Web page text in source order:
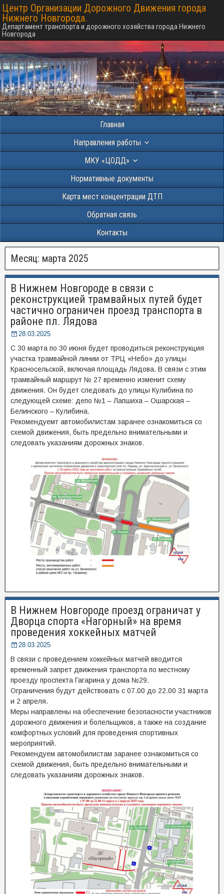
Центр Организации Дорожного Движения города
Нижнего Новгорода.
Департамент транспорта и дорожного хозяйства города Нижнего
Новгорода
Главная
Направления работы
МКУ «ЦОДД»
Нормативные документы
Карта мест концентрации ДТП
Обратная связь
Контакты
Месяц: марта 2025
В Нижнем Новгороде в связи с
реконструкцией трамвайных путей будет
частично ограничен проезд транспорта в
районе пл. Лядова
28.03.2025
С 30 марта по 30 июня будет проводиться реконструкция
участка трамвайной линии от ТРЦ «Небо» до улицы
Красносельской, включая площадь Лядова. В связи с этим
трамвайный маршрут № 27 временно изменит схему
движения. Он будет следовать до улицы Кулибина по
следующей схеме: депо №1 – Лапшиха – Ошарская –
Белинского – Кулибина.
Рекомендуемт автомобилистам заранее ознакомиться со
схемой движения, быть предельно внимательными и
следовать указаниям дорожных знаков.
В Нижнем Новгороде проезд ограничат у
Дворца спорта «Нагорный» на время
проведения хоккейных матчей
28.03.2025
В связи с проведением хоккейных матчей вводится
временный запрет движения транспорта по местному
проезду проспекта Гагарина у дома №29.
Ограничения будут действовать с 07.00 до 22.00 31 марта
и 2 апреля.
Меры направлены на обеспечение безопасности участников
дорожного движения и болельщиков, а также на создание
комфортных условий для проведения спортивных
мероприятий.
Рекомендуем автомобилистам заранее ознакомиться со
схемой движения, быть предельно внимательными и
следовать указаниям дорожных знаков.